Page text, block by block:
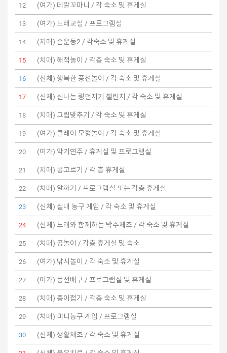
12 (여가) 데깔꼬마니 / 각 숙소 및 휴게실
13 (여가) 노래교실 / 프로그램실
14 (치매) 손운동2 / 각숙소 및 휴게실
15 (치매) 해적놀이 / 각층 숙소 및 휴게실
16 (신체) 행복한 풍선놀이 / 각 숙소 및 휴게실
17 (신체) 신나는 링던지기 챌린지 / 각 숙소 및 휴게실
18 (치매) 그림맞추기 / 각 숙소 및 휴게실
19 (여가) 클레이 모형놀이 / 각 숙소 및 휴게실
20 (여가) 악기연주 / 휴게실 및 프로그램실
21 (치매) 콩고르기 / 각 층 휴게실
22 (치매) 알까기 / 프로그램실 또는 각층 휴게실
23 (신체) 실내 농구 게임 / 각 숙소 및 휴게실
24 (신체) 노래와 함께하는 박수체조 / 각 숙소 및 휴게실
25 (치매) 공놀이 / 각층 휴게실 및 숙소
26 (여가) 낚시놀이 / 각 숙소 및 휴게실
27 (여가) 풍선배구 / 프로그램실 및 휴게실
28 (치매) 종이접기 / 각층 숙소 및 휴게실
29 (치매) 미니농구 게임 / 프로그램실
30 (신체) 생활체조 / 각 숙소 및 휴게실